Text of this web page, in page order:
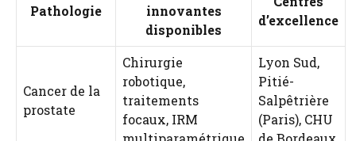
Pathologie
innovantes
disponibles
d’excellence
Cancer de la
prostate
Chirurgie
robotique,
traitements
focaux, IRM
Lyon Sud,
Pitié-
Salpêtrière
(Paris), CHU